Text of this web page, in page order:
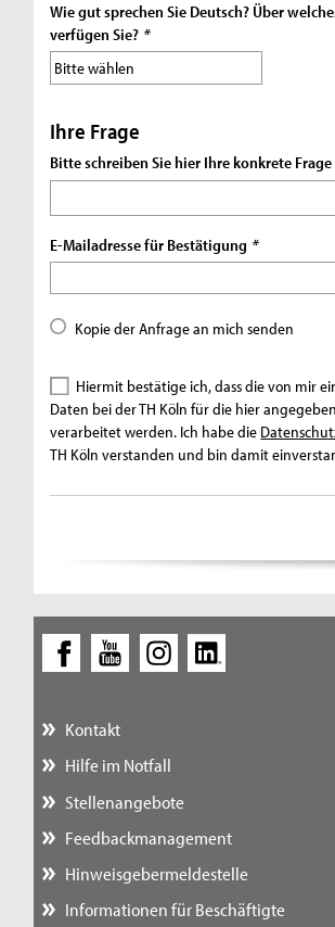
Wie gut sprechen Sie Deutsch? Über
verfügen Sie? *
Ihre Frage
Bitte schreiben Sie hier Ihre konkrete Frage
E-Mailadresse für Bestätigung *
Kopie der Anfrage an mich senden
Hiermit bestätige ich, dass die von mir
Daten bei der TH Köln für die hier
verarbeitet werden. Ich habe die
TH Köln verstanden und bin damit
Kontakt
Hilfe im Notfall
Stellenangebote
Feedbackmanagement
Hinweisgebermeldestelle
Informationen für Beschäftigte